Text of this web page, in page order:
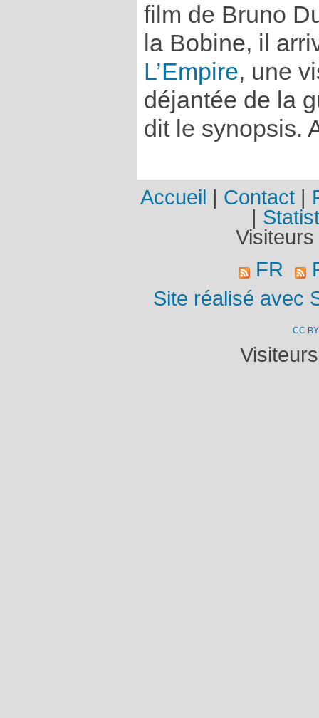
film de Bruno
la Bobine, il
L’Empire, une
déjantée de la
dit le synopsis.
Accueil Contact
FR
Site réalisé avec
CC